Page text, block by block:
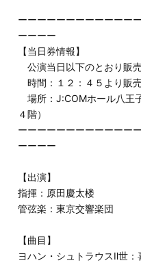
ーーーーーーーーーーーー
ーーーー
【当日券情報】
公演当日以下のとおり販売
時間：１２：４５より販
場所：J:COMホール八王
４階）
ーーーーーーーーーーーー
ーーーー
【出演】
指揮：原田慶太楼
管弦楽：東京交響楽団
【曲目】
ヨハン・シュトラウスⅡ世